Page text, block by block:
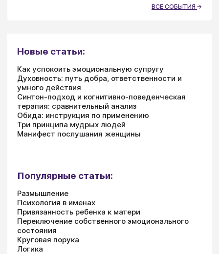
ВСЕ СОБЫТИЯ
Новые статьи:
Как успокоить эмоциональную супругу
Духовность: путь добра, ответственности и
умного действия
Синтон-подход и когнитивно-поведенческая
терапия: сравнительный анализ
Обида: инструкция по применению
Три принципа мудрых людей
Манифест послушания женщины
Популярные статьи:
Размышление
Психология в именах
Привязанность ребенка к матери
Переключение собственного эмоционального
состояния
Круговая порука
Логика